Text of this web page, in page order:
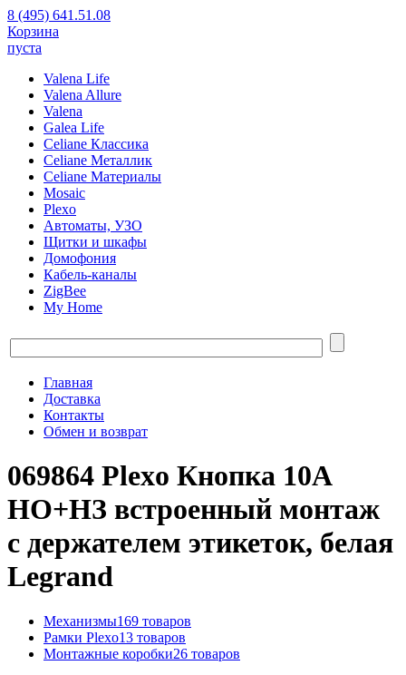
8 (495) 641.51.08
Корзина
пуста
Valena Life
Valena Allure
Valena
Galea Life
Celiane Классика
Celiane Металлик
Celiane Материалы
Mosaic
Plexo
Автоматы, УЗО
Щитки и шкафы
Домофония
Кабель-каналы
ZigBee
My Home
Главная
Доставка
Контакты
Обмен и возврат
069864 Plexo Кнопка 10A
НО+НЗ встроенный монтаж
с держателем этикеток, белая
Legrand
Механизмы169 товаров
Рамки Plexo13 товаров
Монтажные коробки26 товаров